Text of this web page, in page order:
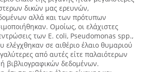
δικών μας ερευνών,
αλλά και των πρότυπων
Ομοίως, οι ελάχιστες
των E. coli, Pseudomonas spp.,
ελέγχθηκαν σε αιθέριο έλαιο θυμαριού
από αυτές είτε παλαιότερων
βιβλιογραφικών δεδομένων.